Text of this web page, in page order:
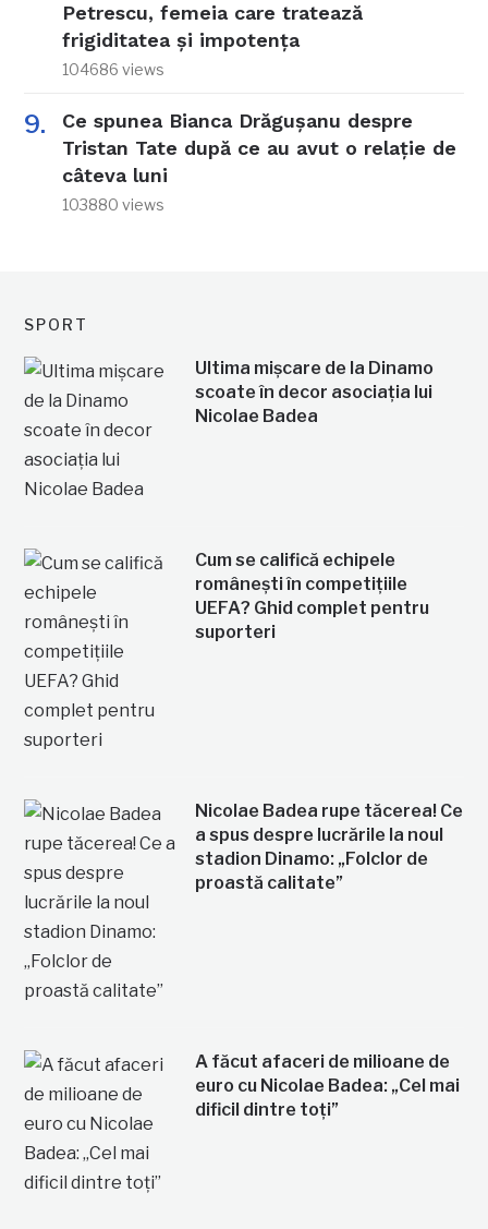
Petrescu, femeia care tratează
frigiditatea și impotența
104686 views
Ce spunea Bianca Drăgușanu despre
Tristan Tate după ce au avut o relație de
câteva luni
103880 views
SPORT
Ultima mișcare de la Dinamo
scoate în decor asociația lui
Nicolae Badea
Cum se califică echipele
românești în competițiile
UEFA? Ghid complet pentru
suporteri
Nicolae Badea rupe tăcerea! Ce
a spus despre lucrările la noul
stadion Dinamo: „Folclor de
proastă calitate”
A făcut afaceri de milioane de
euro cu Nicolae Badea: „Cel mai
dificil dintre toți”